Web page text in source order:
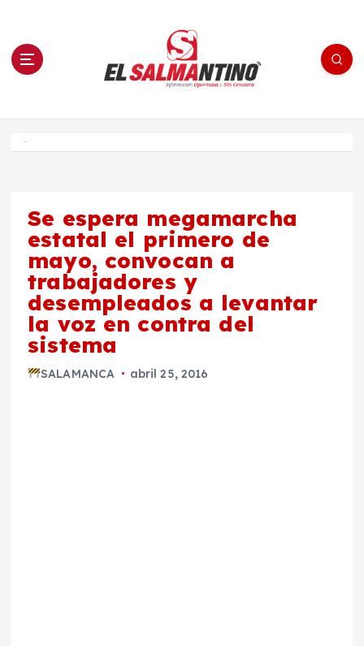
n El Salmantino - medios/noticias/editorial
Se espera megamarcha
estatal el primero de
mayo, convocan a
trabajadores y
desempleados a levantar
la voz en contra del
sistema
SALAMANCA abril 25, 2016